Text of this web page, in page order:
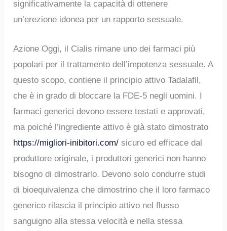
significativamente la capacità di ottenere
un’erezione idonea per un rapporto sessuale.
Azione Oggi, il Cialis rimane uno dei farmaci più
popolari per il trattamento dell’impotenza sessuale. A
questo scopo, contiene il principio attivo Tadalafil,
che è in grado di bloccare la FDE-5 negli uomini. I
farmaci generici devono essere testati e approvati,
ma poiché l’ingrediente attivo è già stato dimostrato
https://migliori-inibitori.com/ sicuro ed efficace dal
produttore originale, i produttori generici non hanno
bisogno di dimostrarlo. Devono solo condurre studi
di bioequivalenza che dimostrino che il loro farmaco
generico rilascia il principio attivo nel flusso
sanguigno alla stessa velocità e nella stessa